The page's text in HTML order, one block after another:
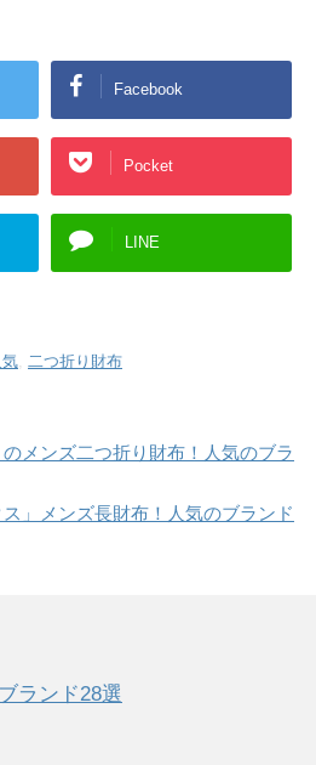
Facebook
Pocket
LINE
二つ折り財布
のメンズ二つ折り財布！人気のブラ
ス」メンズ長財布！人気のブランド
ランド28選